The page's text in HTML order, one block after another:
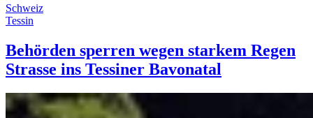
Schweiz
Tessin
Behörden sperren wegen starkem Regen
Strasse ins Tessiner Bavonatal